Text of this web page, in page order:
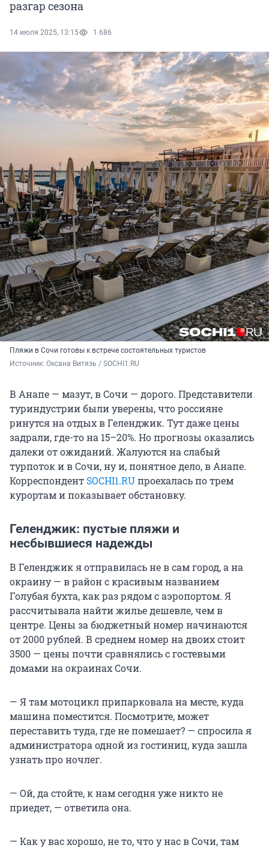
разгар сезона
14 июля 2025, 13:15 1 686
Пляжи в Сочи готовы к встрече состоятельных туристов
Источник: Оксана Витязь / SOCHI1.RU
В Анапе — мазут, в Сочи — дорого. Представители
туриндустрии были уверены, что россияне
ринутся на отдых в Геленджик. Тут даже цены
задрали, где-то на 15–20%. Но прогнозы оказались
далеки от ожиданий. Жалуются на слабый
турпоток и в Сочи, ну и, понятное дело, в Анапе.
Корреспондент SOCHI1.RUпроехалась по трем
курортам и показывает обстановку.
Геленджик: пустые пляжи и
несбывшиеся надежды
В Геленджик я отправилась не в сам город, а на
окраину — в район с красивым названием
Голубая бухта, как раз рядом с аэропортом. Я
рассчитывала найти жилье дешевле, чем в
центре. Цены за бюджетный номер начинаются
от 2000 рублей. В среднем номер на двоих стоит
3500 — цены почти сравнялись с гостевыми
домами на окраинах Сочи.
— Я там мотоцикл припарковала на месте, куда
машина поместится. Посмотрите, может
переставить туда, где не помешает? — спросила я
администратора одной из гостиниц, куда зашла
узнать про ночлег.
— Ой, да стойте, к нам сегодня уже никто не
приедет, — ответила она.
— Как у вас хорошо, не то, что у нас в Сочи, там